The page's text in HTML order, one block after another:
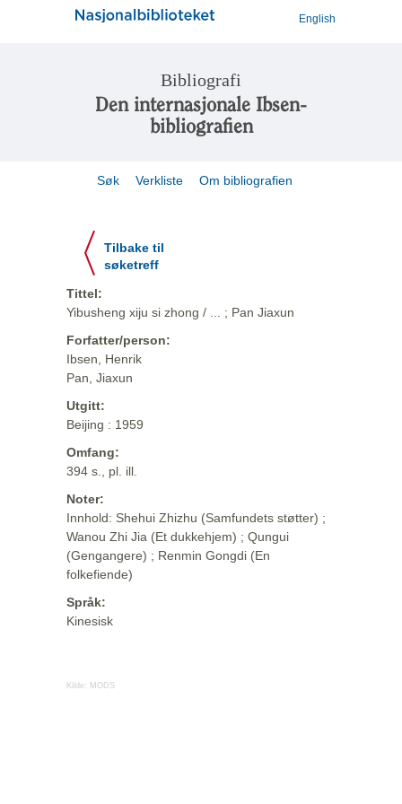
English
Bibliografi
Den internasjonale Ibsen-
bibliografien
Søk Verkliste Om bibliografien
Tilbake til
søketreff
Tittel:
Yibusheng xiju si zhong / ... ; Pan Jiaxun
Forfatter/person:
Ibsen, Henrik
Pan, Jiaxun
Utgitt:
Beijing : 1959
Omfang:
394 s., pl. ill.
Noter:
Innhold: Shehui Zhizhu (Samfundets støtter) ;
Wanou Zhi Jia (Et dukkehjem) ; Qungui
(Gengangere) ; Renmin Gongdi (En
folkefiende)
Språk:
Kinesisk
Kilde: MODS